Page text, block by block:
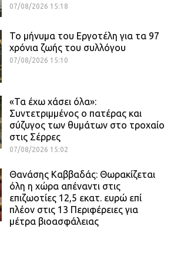
07/08/2026 15:18
Το μήνυμα του Εργοτέλη για τα 97
χρόνια ζωής του συλλόγου
07/08/2026 15:10
«Τα έχω χάσει όλα»:
Συντετριμμένος ο πατέρας και
σύζυγος των θυμάτων στο τροχαίο
στις Σέρρες
07/08/2026 15:02
Θανάσης Καββαδάς: Θωρακίζεται
όλη η χώρα απέναντι στις
επιζωοτίες 12,5 εκατ. ευρώ επί
πλέον στις 13 Περιφέρειες για
μέτρα βιοασφάλειας